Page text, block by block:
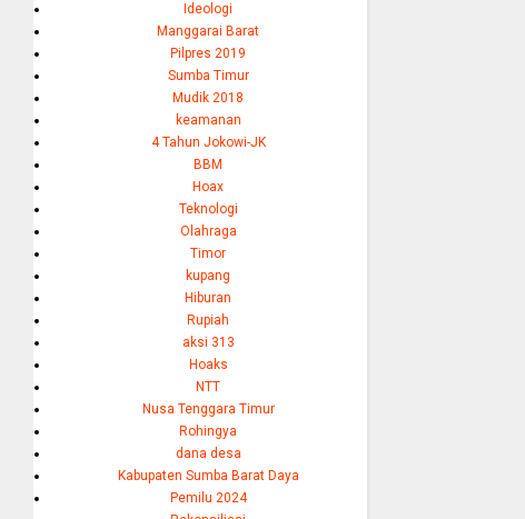
Ideologi
Manggarai Barat
Pilpres 2019
Sumba Timur
Mudik 2018
keamanan
4 Tahun Jokowi-JK
BBM
Hoax
Teknologi
Olahraga
Timor
kupang
Hiburan
Rupiah
aksi 313
Hoaks
NTT
Nusa Tenggara Timur
Rohingya
dana desa
Kabupaten Sumba Barat Daya
Pemilu 2024